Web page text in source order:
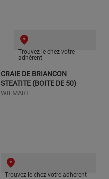
Trouvez le chez votre
adhérent
CRAIE DE BRIANCON
STEATITE (BOITE DE 50)
WILMART
Trouvez le chez votre adhérent